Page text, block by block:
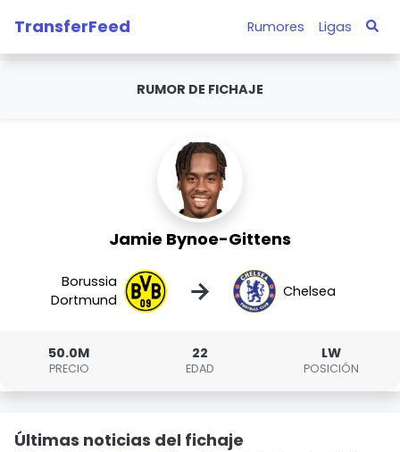
TransferFeed Rumores Ligas
RUMOR DE FICHAJE
Jamie Bynoe-Gittens
Borussia
Dortmund
→ Chelsea
50.0M
PRECIO
22
EDAD
LW
POSICIÓN
Últimas noticias del fichaje